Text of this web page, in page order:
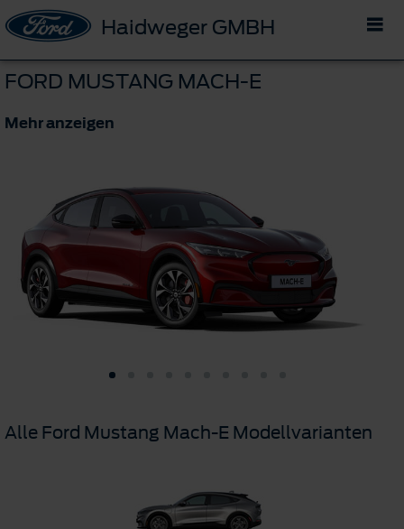
Haidweger GMBH
FORD MUSTANG MACH-E
Mehr anzeigen
Alle Ford Mustang Mach-E Modellvarianten